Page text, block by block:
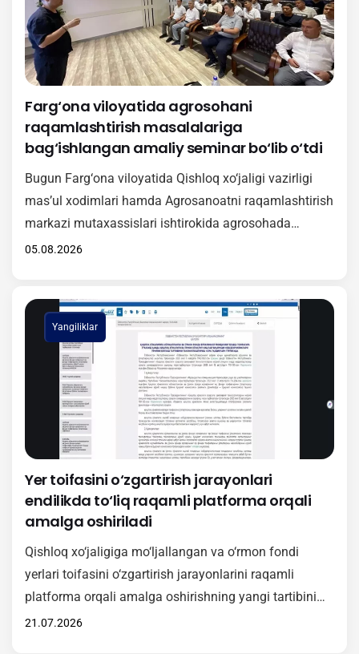
Farg‘ona viloyatida agrosohani
raqamlashtirish masalalariga
bag‘ishlangan amaliy seminar bo‘lib o‘tdi
Bugun Farg‘ona viloyatida Qishloq xo‘jaligi vazirligi
mas’ul xodimlari hamda Agrosanoatni raqamlashtirish
markazi mutaxassislari ishtirokida agrosohada
raqamli texnologiyalarni keng joriy etishga qaratilgan
hududlarda samarali tatbiq etish, undan foydalanish
tartibi hamda ushbu platformaning amaliy ahamiyati
haqida batafsil ma’lumot berildi. Shuningdek, seminar
doirasida O‘zbekiston Respublikasi Vazirlar
Mahkamasining 381-sonli…
05.08.2026
Yangiliklar
Yer toifasini o‘zgartirish jarayonlari
endilikda to‘liq raqamli platforma orqali
amalga oshiriladi
Qishloq xo‘jaligiga mo‘ljallangan va o‘rmon fondi
yerlari toifasini o‘zgartirish jarayonlarini raqamli
platforma orqali amalga oshirishning yangi tartibini
amaliyotga samarali joriy etish maqsadida onlayn
21.07.2026